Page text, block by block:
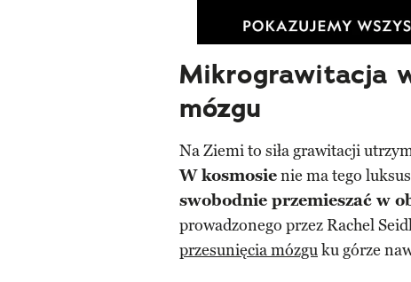
Mikrograwitacja
mózgu
Na Ziemi to siła grawitacji
W kosmosienie ma tego
swobodnie przemieszać w
prowadzonego przez Rachel
przesunięcia mózguku górze